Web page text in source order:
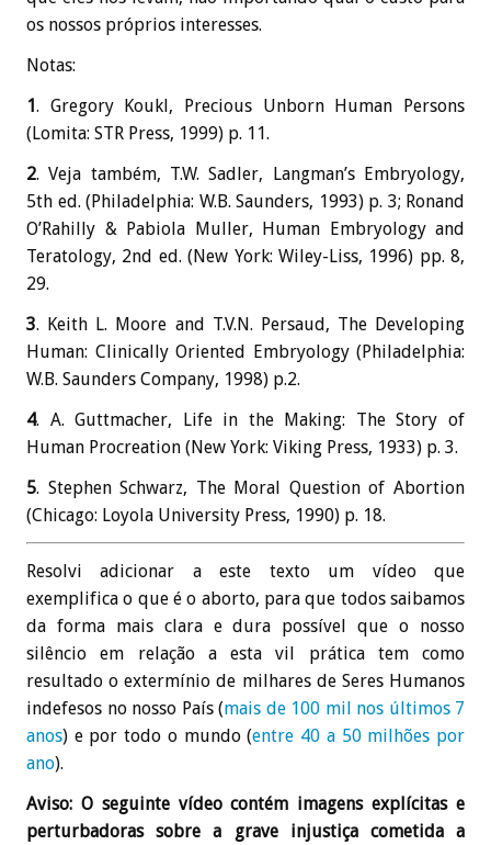
os nossos próprios interesses.
Notas:
1. Gregory Koukl, Precious Unborn Human Persons
(Lomita: STR Press, 1999) p. 11.
2. Veja também, T.W. Sadler, Langman’s Embryology,
5th ed. (Philadelphia: W.B. Saunders, 1993) p. 3; Ronand
O’Rahilly & Pabiola Muller, Human Embryology and
Teratology, 2nd ed. (New York: Wiley-Liss, 1996) pp. 8,
29.
3. Keith L. Moore and T.V.N. Persaud, The Developing
Human: Clinically Oriented Embryology (Philadelphia:
W.B. Saunders Company, 1998) p.2.
4. A. Guttmacher, Life in the Making: The Story of
Human Procreation (New York: Viking Press, 1933) p. 3.
5. Stephen Schwarz, The Moral Question of Abortion
(Chicago: Loyola University Press, 1990) p. 18.
Resolvi adicionar a este texto um vídeo que
exemplifica o que é o aborto, para que todos saibamos
da forma mais clara e dura possível que o nosso
silêncio em relação a esta vil prática tem como
resultado o extermínio de milhares de Seres Humanos
indefesos no nosso País (mais de 100 mil nos últimos 7
anos) e por todo o mundo (entre 40 a 50 milhões por
ano).
Aviso: O seguinte vídeo contém imagens explícitas e
perturbadoras sobre a grave injustiça cometida a